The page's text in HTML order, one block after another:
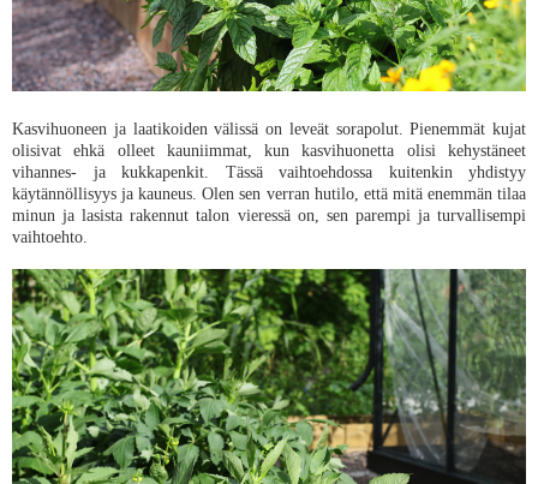
Kasvihuoneen ja laatikoiden välissä on leveät sorapolut. Pienemmät kujat
olisivat ehkä olleet kauniimmat, kun kasvihuonetta olisi kehystäneet
vihannes- ja kukkapenkit. Tässä vaihtoehdossa kuitenkin yhdistyy
käytännöllisyys ja kauneus. Olen sen verran hutilo, että mitä enemmän tilaa
minun ja lasista rakennut talon vieressä on, sen parempi ja turvallisempi
vaihtoehto.